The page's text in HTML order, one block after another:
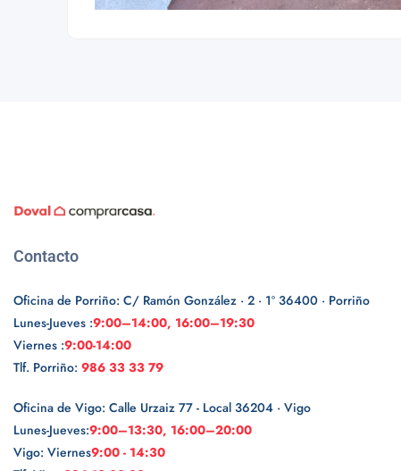
Contacto
Oficina de Porriño: C/ Ramón González · 2 · 1º 36400 · Porriño
Lunes-Jueves :9:00–14:00, 16:00–19:30
Viernes :9:00-14:00
Tlf. Porriño: 986 33 33 79
Oficina de Vigo: Calle Urzaiz 77 - Local 36204 · Vigo
Lunes-Jueves:9:00–13:30, 16:00–20:00
Vigo: Viernes9:00 - 14:30